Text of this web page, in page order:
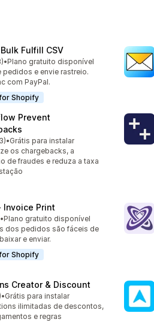
Fulfill CSV
ao todo
•Plano gratuito disponível
pedidos e envie rastreio.
com PayPal.
Shopify
Prevent
ao todo
•Grátis para instalar
os chargebacks, a
de fraudes e reduza a taxa
Invoice Print
ao todo
•Plano gratuito disponível
dos pedidos são fáceis de
e enviar.
Shopify
Creator & Discount
ao todo
•Grátis para instalar
ilimitadas de descontos,
e regras